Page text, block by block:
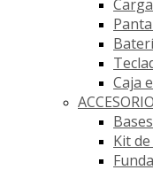
Caja
Bases
Kit